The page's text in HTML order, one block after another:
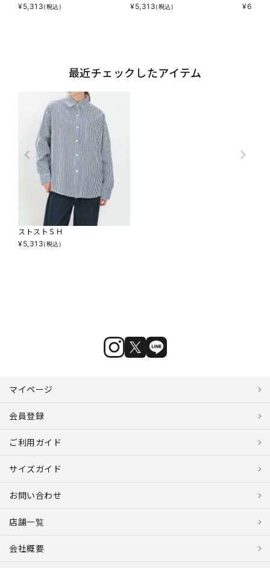
¥5,313(税込)
¥5,313(税込)
¥6,083
最近チェックしたアイテム
ストストＳＨ
¥5,313(税込)
マイページ
会員登録
ご利用ガイド
サイズガイド
お問い合わせ
店舗一覧
会社概要